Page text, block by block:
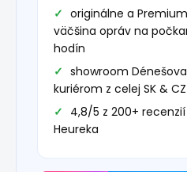
originálne a
väčšina opráv na
hodín
showroom Dénešova
kuriérom z celej SK & CZ
4,8/5 z 200+
Heureka